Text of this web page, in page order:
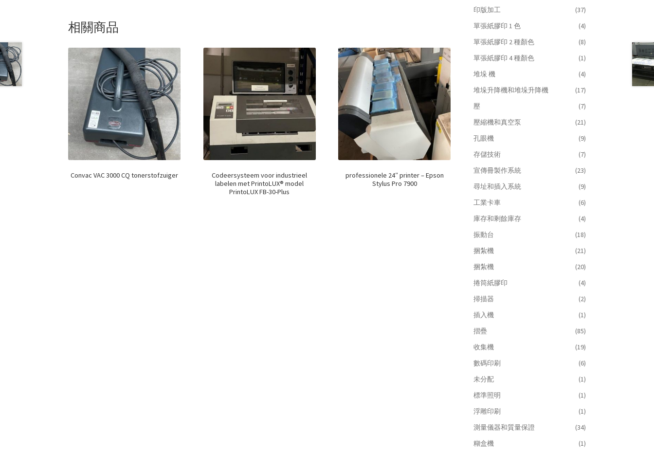
相關商品
Convac VAC 3000 CQ tonerstofzuiger
Codeersysteem voor industrieel
labelen met PrintoLUX® model
PrintoLUX FB-30-Plus
professionele 24″ printer – Epson
Stylus Pro 7900
印版加工
(37)
單張紙膠印 1 色
(4)
單張紙膠印 2 種顏色
(8)
單張紙膠印 4 種顏色
(1)
堆垛 機
(4)
堆垛升降機和堆垛升降機
(17)
壓
(7)
壓縮機和真空泵
(21)
孔眼機
(9)
存儲技術
(7)
宣傳冊製作系統
(23)
尋址和插入系統
(9)
工業卡車
(6)
庫存和剩餘庫存
(4)
振動台
(18)
捆紮機
(21)
捆紮機
(20)
捲筒紙膠印
(4)
掃描器
(2)
插入機
(1)
摺疊
(85)
收集機
(19)
數碼印刷
(6)
未分配
(1)
標準照明
(1)
浮雕印刷
(1)
測量儀器和質量保證
(34)
糊盒機
(1)